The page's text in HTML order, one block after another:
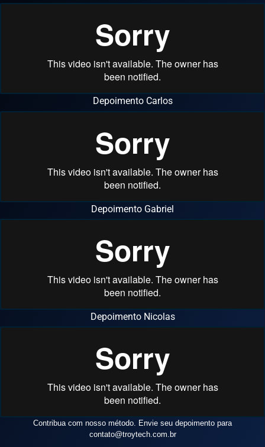
Depoimento Carlos
Depoimento Gabriel
Depoimento Nicolas
Contribua com nosso método. Envie seu depoimento para
contato@troytech.com.br